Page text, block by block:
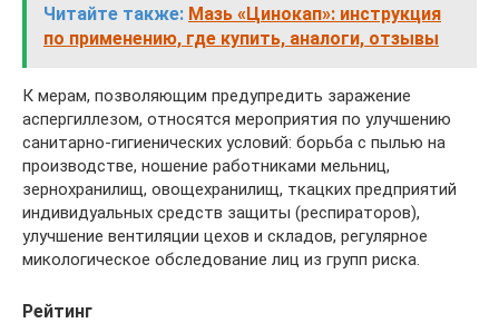
Читайте также: Мазь «Цинокап»: инструкция
по применению, где купить, аналоги, отзывы
К мерам, позволяющим предупредить заражение
аспергиллезом, относятся мероприятия по улучшению
санитарно-гигиенических условий: борьба с пылью на
производстве, ношение работниками мельниц,
зернохранилищ, овощехранилищ, ткацких предприятий
индивидуальных средств защиты (респираторов),
улучшение вентиляции цехов и складов, регулярное
микологическое обследование лиц из групп риска.
Рейтинг